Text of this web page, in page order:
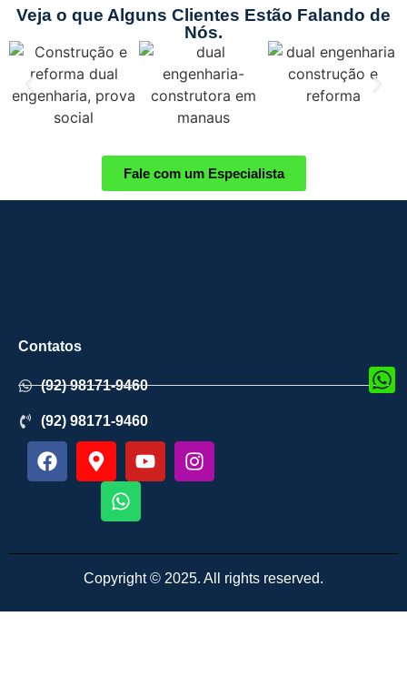
Veja o que Alguns Clientes Estão Falando de
Nós.
Fale com um Especialista
Contatos
(92) 98171-9460
(92) 98171-9460
Copyright © 2025. All rights reserved.